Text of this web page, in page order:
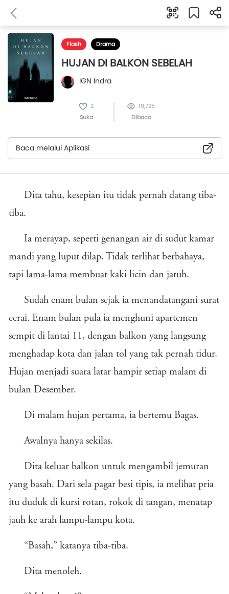
Flash Drama
HUJAN DI BALKON SEBELAH
IGN Indra
2
Suka
19,725
Dibaca
Baca melalui Aplikasi
Dita tahu, kesepian itu tidak pernah datang tiba-
tiba.
Ia merayap, seperti genangan air di sudut kamar
mandi yang luput dilap. Tidak terlihat berbahaya,
tapi lama-lama membuat kaki licin dan jatuh.
Sudah enam bulan sejak ia menandatangani surat
cerai. Enam bulan pula ia menghuni apartemen
sempit di lantai 11, dengan balkon yang langsung
menghadap kota dan jalan tol yang tak pernah tidur.
Hujan menjadi suara latar hampir setiap malam di
bulan Desember.
Di malam hujan pertama, ia bertemu Bagas.
Awalnya hanya sekilas.
Dita keluar balkon untuk mengambil jemuran
yang basah. Dari sela pagar besi tipis, ia melihat pria
itu duduk di kursi rotan, rokok di tangan, menatap
jauh ke arah lampu-lampu kota.
“Basah,” katanya tiba-tiba.
Dita menoleh.